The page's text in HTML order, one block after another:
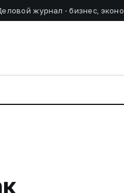
журнал · бизнес,